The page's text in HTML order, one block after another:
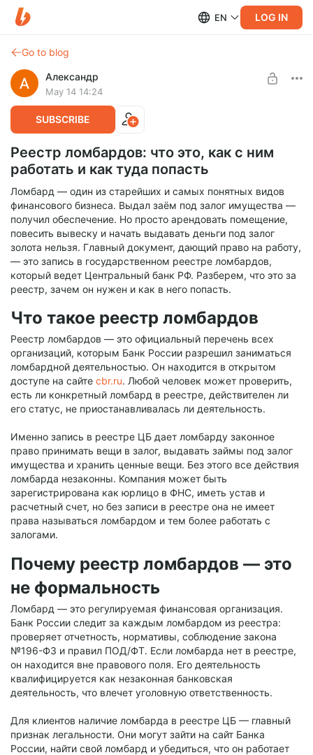
EN LOG IN
Go to blog
Александр
May 14 14:24
SUBSCRIBE
Реестр ломбардов: что это, как с ним
работать и как туда попасть
Ломбард — один из старейших и самых понятных видов
финансового бизнеса. Выдал заём под залог имущества —
получил обеспечение. Но просто арендовать помещение,
повесить вывеску и начать выдавать деньги под залог
золота нельзя. Главный документ, дающий право на работу,
— это запись в государственном реестре ломбардов,
который ведет Центральный банк РФ. Разберем, что это за
реестр, зачем он нужен и как в него попасть.
Что такое реестр ломбардов
Реестр ломбардов — это официальный перечень всех
организаций, которым Банк России разрешил заниматься
ломбардной деятельностью. Он находится в открытом
доступе на сайте cbr.ru. Любой человек может проверить,
есть ли конкретный ломбард в реестре, действителен ли
его статус, не приостанавливалась ли деятельность.
Именно запись в реестре ЦБ дает ломбарду законное
право принимать вещи в залог, выдавать займы под залог
имущества и хранить ценные вещи. Без этого все действия
ломбарда незаконны. Компания может быть
зарегистрирована как юрлицо в ФНС, иметь устав и
расчетный счет, но без записи в реестре она не имеет
права называться ломбардом и тем более работать с
залогами.
Почему реестр ломбардов — это
не формальность
Ломбард — это регулируемая финансовая организация.
Банк России следит за каждым ломбардом из реестра:
проверяет отчетность, нормативы, соблюдение закона
№196-ФЗ и правил ПОД/ФТ. Если ломбарда нет в реестре,
он находится вне правового поля. Его деятельность
квалифицируется как незаконная банковская
деятельность, что влечет уголовную ответственность.
Для клиентов наличие ломбарда в реестре ЦБ — главный
признак легальности. Они могут зайти на сайт Банка
России, найти свой ломбард и убедиться, что он работает